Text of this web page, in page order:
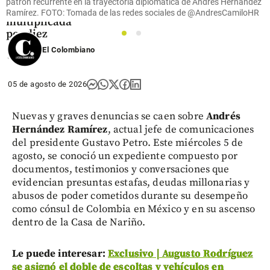
crédito
multiplicada
por diez
share
Ramírez. FOTO: Tomada de las redes sociales de @AndresCamiloHR
1
2
El Colombiano
05 de agosto de 2026
Nuevas y graves denuncias se caen sobre Andrés
Hernández Ramírez, actual jefe de comunicaciones
del presidente Gustavo Petro. Este miércoles 5 de
agosto, se conoció un expediente compuesto por
documentos, testimonios y conversaciones que
evidencian presuntas estafas, deudas millonarias y
abusos de poder cometidos durante su desempeño
como cónsul de Colombia en México y en su ascenso
dentro de la Casa de Nariño.
Le puede interesar: Exclusivo | Augusto Rodríguez
se asignó el doble de escoltas y vehículos en